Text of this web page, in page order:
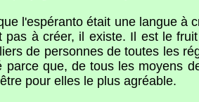
l'espéranto était une langue à
pas à créer, il existe. Il est le
de personnes de toutes les
parce que, de tous les moyens
pour elles le plus agréable.